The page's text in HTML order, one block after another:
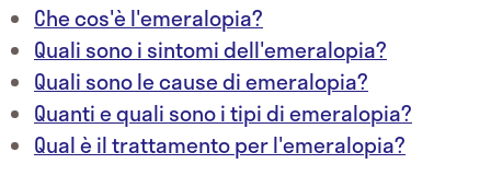
Che cos'è l'emeralopia?
Quali sono i sintomi dell'emeralopia?
Quali sono le cause di emeralopia?
Quanti e quali sono i tipi di emeralopia?
Qual è il trattamento per l'emeralopia?